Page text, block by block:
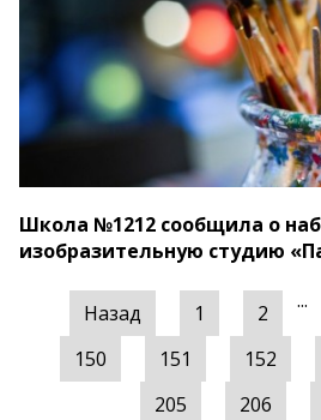
Школа №1212 сообщила о
изобразительную студию
Назад 1 2 ...
150
151 152
205 206